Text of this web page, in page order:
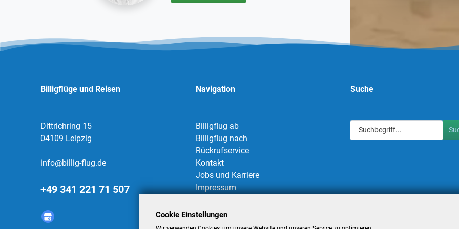
Billigflüge und Reisen
Dittrichring 15
04109 Leipzig
info@billig-flug.de
+49 341 221 71 507
Navigation
Billigflug ab
Billigflug nach
Rückrufservice
Kontakt
Jobs und Karriere
Impressum
AGBs
Datenschutzeinstellungen
Suche
Cookie Einstellungen